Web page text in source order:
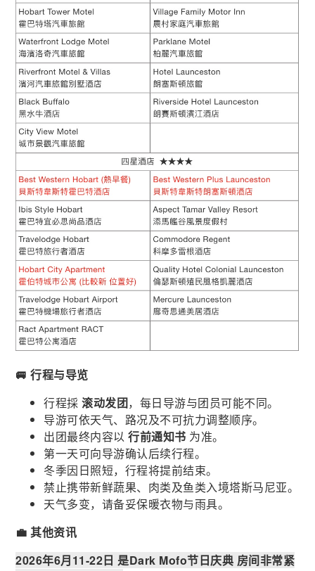
🚐 行程与导览
行程採滚动发团，每日导游与团员可能不同。
导游可依天气、路况及不可抗力调整顺序。
出团最终内容以行前通知书 为准。
第一天可向导游确认后续行程。
冬季因日照短，行程将提前结束。
禁止携带新鲜蔬果、肉类及鱼类入境塔斯马尼亚。
天气多变，请备妥保暖衣物与雨具。
💼 其他资讯
2026年6月11-22日 是Dark Mofo节日庆典 房间非常紧